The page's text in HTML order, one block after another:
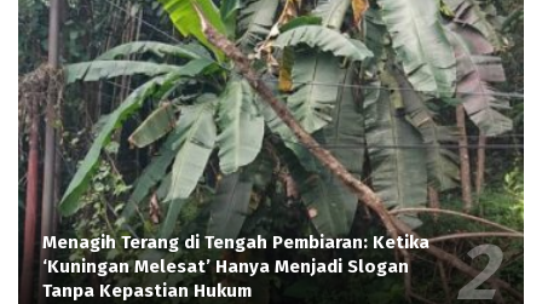
Menagih Terang di Tengah Pembiaran: Ketika
‘Kuningan Melesat’ Hanya Menjadi Slogan
Tanpa Kepastian Hukum